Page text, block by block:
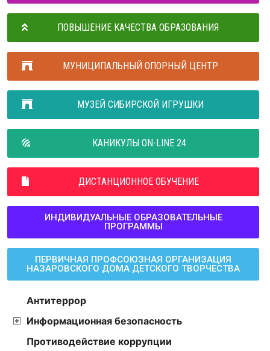
ПОВЫШЕНИЕ КАЧЕСТВА ОБРАЗОВАНИЯ
МУНИЦИПАЛЬНЫЙ ОПОРНЫЙ ЦЕНТР
МУЗЕЙ СИБИРСКОЙ ИГРУШКИ
КАНИКУЛЫ ON-LINE 24
ДИСТАНЦИОННОЕ ОБУЧЕНИЕ
ИНДИВИДУАЛЬНЫЕ ОБРАЗОВАТЕЛЬНЫЕ
ПРОГРАММЫ
ПЕРВИЧНАЯ ПРОФСОЮЗНАЯ ОРГАНИЗАЦИЯ
НАЗАРОВСКОГО ДОМА ДЕТСКОГО ТВОРЧЕСТВА
Антитеррор
Информационная безопасность
Противодействие коррупции